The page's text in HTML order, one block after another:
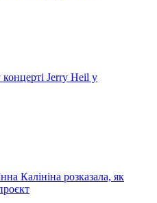
Jerry Heil у
Калініна розказала, як